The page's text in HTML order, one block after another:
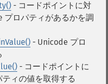
- コードポイントに対
プロパティがあるかを調
- Unicode プロ
- コードポイントに
ィの値を取得する